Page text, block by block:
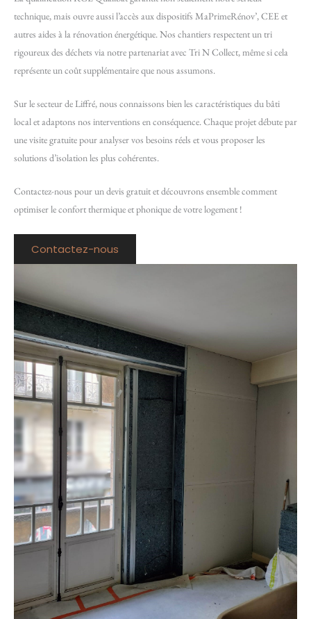
technique, mais ouvre aussi l’accès aux dispositifs MaPrimeRénov’, CEE et
autres aides à la rénovation énergétique. Nos chantiers respectent un tri
rigoureux des déchets via notre partenariat avec Tri N Collect, même si cela
représente un coût supplémentaire que nous assumons.
Sur le secteur de Liffré, nous connaissons bien les caractéristiques du bâti
local et adaptons nos interventions en conséquence. Chaque projet débute par
une visite gratuite pour analyser vos besoins réels et vous proposer les
solutions d’isolation les plus cohérentes.
Contactez-nous pour un devis gratuit et découvrons ensemble comment
optimiser le confort thermique et phonique de votre logement !
Contactez-nous